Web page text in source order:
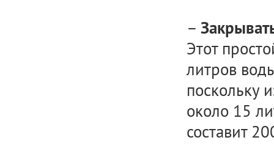
–
Этот
литров
поскольку
около 15
составит